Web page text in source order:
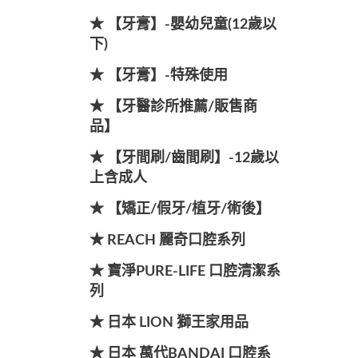
★ 【牙膏】-嬰幼兒童(12歲以
下)
★ 【牙膏】-特殊使用
★ 【牙醫診所推薦/販售商
品】
★ 【牙間刷/齒間刷】-12歲以
上含成人
★ 【矯正/假牙/植牙/術後】
★ REACH 麗奇口腔系列
★ 寶淨PURE-LIFE 口腔清潔系
列
★ 日本 LION 獅王家用品
★ 日本 萬代BANDAI 口腔系